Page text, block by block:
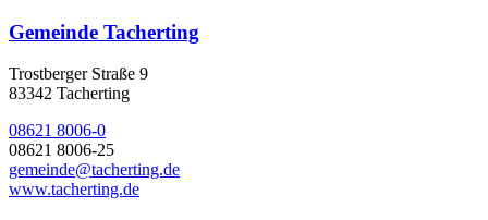
Gemeinde Tacherting
Trostberger Straße 9
83342 Tacherting
08621 8006-0
08621 8006-25
gemeinde@tacherting.de
www.tacherting.de